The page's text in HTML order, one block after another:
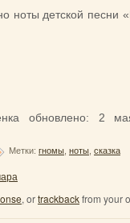
ноты детской песни
обновлено: 2
Метки: гномы ноты сказка
, ortrackbackfrom your